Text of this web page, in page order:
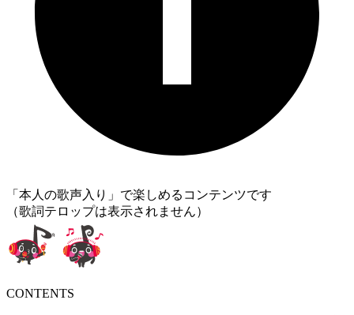
「本人の歌声入り」で楽しめるコンテンツです
（歌詞テロップは表示されません）
CONTENTS